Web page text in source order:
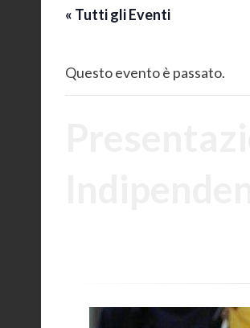
« Tutti gli Eventi
Questo evento è passato.